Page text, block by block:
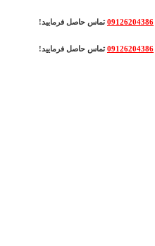
09126204386 تماس حاصل فرمایید!
09126204386 تماس حاصل فرمایید!